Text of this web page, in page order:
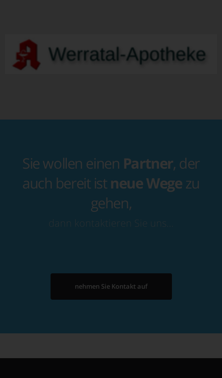
Sie wollen einen Partner, der
auch bereit ist neue Wegezu
gehen,
dann kontaktieren Sie uns…
nehmen Sie Kontakt auf